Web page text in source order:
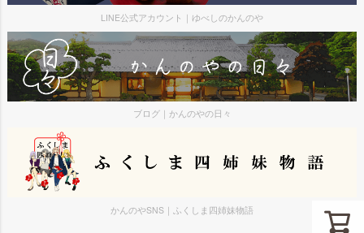
LINE公式アカウント｜ゆべしのかんのや
ブログ｜かんのやの日々
かんのやSNS｜ふくしま四姉妹物語